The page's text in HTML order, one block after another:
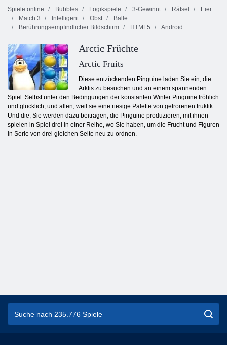
Spiele online
Bubbles Logikspiele 3-Gewinnt Rätsel
Eier
Match 3
Intelligent Obst
Bälle
Berührungsempfindlicher Bildschirm
HTML5 Android
Arctic Früchte
Arctic Fruits
Diese entzückenden Pinguine laden Sie ein, die
Arktis zu besuchen und an einem spannenden
Spiel. Selbst unter den Bedingungen der konstanten Winter Pinguine fröhlich
und glücklich, und allen, weil sie eine riesige Palette von gefrorenen fruktik.
Und die, Sie werden dazu beitragen, die Pinguine produzieren, mit ihnen
spielen in Spiel drei in einer Reihe, wo Sie haben, um die Frucht und Figuren
in Serie von drei gleichen Seite neu zu ordnen.